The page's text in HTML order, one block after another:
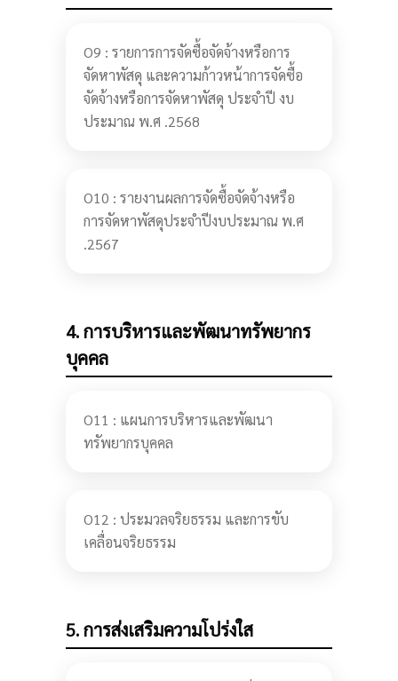
O9 : รายการการจัดซื้อจัดจ้างหรือการ
จัดหาพัสดุ และความก้าวหน้าการจัดซื้อ
จัดจ้างหรือการจัดหาพัสดุ ประจำปี งบ
ประมาณ พ.ศ .2568
O10 : รายงานผลการจัดซื้อจัดจ้างหรือ
การจัดหาพัสดุประจำปีงบประมาณ พ.ศ
.2567
4. การบริหารและพัฒนาทรัพยากร
บุคคล
O11 : แผนการบริหารและพัฒนา
ทรัพยากรบุคคล
O12 : ประมวลจริยธรรม และการขับ
เคลื่อนจริยธรรม
5. การส่งเสริมความโปร่งใส